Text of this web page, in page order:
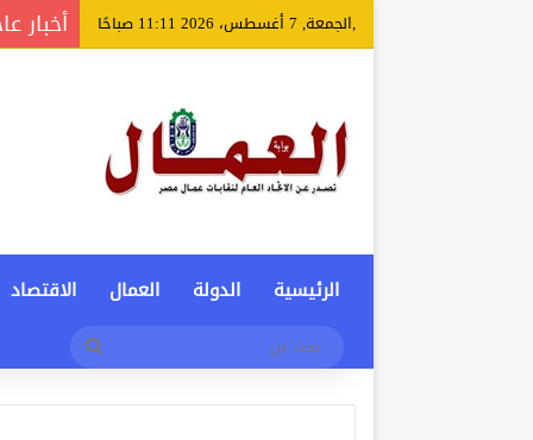
,الجمعة, 7 أغسطس، 2026 11:11 صباحًا أخبار
الرئيسية الدولة العمال
الاقتصاد